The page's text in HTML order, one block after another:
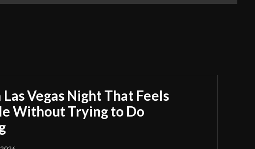
Las Vegas Night That Feels
Without Trying to Do